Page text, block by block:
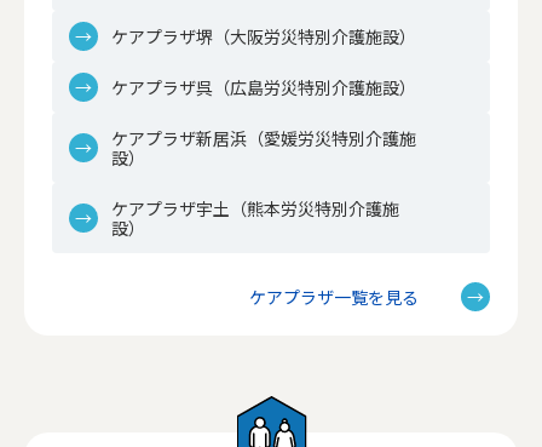
ケアプラザ堺（大阪労災特別介護施設）
ケアプラザ呉（広島労災特別介護施設）
ケアプラザ新居浜（愛媛労災特別介護施
設）
ケアプラザ宇土（熊本労災特別介護施
設）
ケアプラザ一覧を見る